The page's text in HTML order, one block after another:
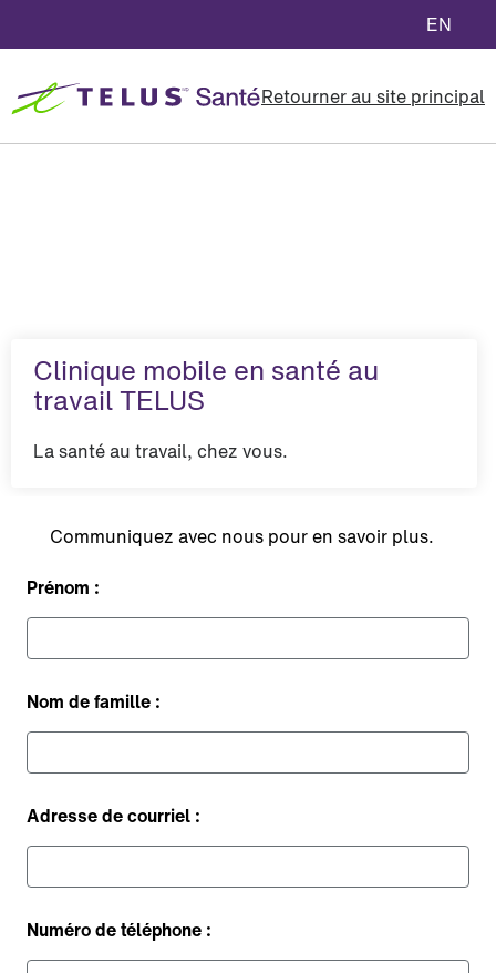
EN
Retourner au site principal
Clinique mobile en santé au
travail TELUS
La santé au travail, chez vous.
Communiquez avec nous pour en savoir plus.
Prénom :
Nom de famille :
Adresse de courriel :
Numéro de téléphone :